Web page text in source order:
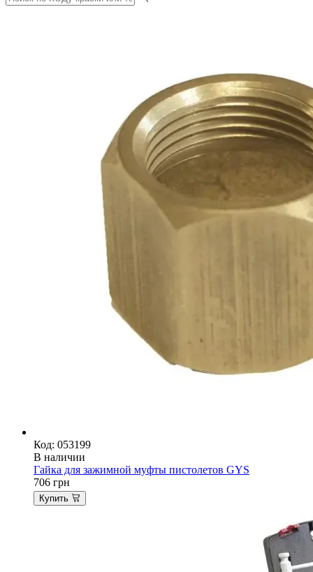
Код: 053199
В наличии
Гайка для зажимной муфты пистолетов GYS
706 грн
Купить